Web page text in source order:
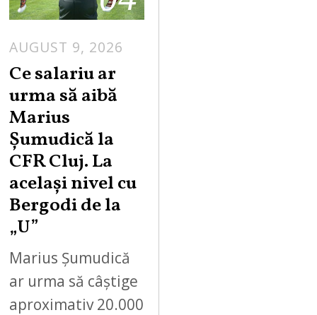
AUGUST 9, 2026
Ce salariu ar
urma să aibă
Marius
Șumudică la
CFR Cluj. La
același nivel cu
Bergodi de la
„U”
Marius Șumudică
ar urma să câștige
aproximativ 20.000